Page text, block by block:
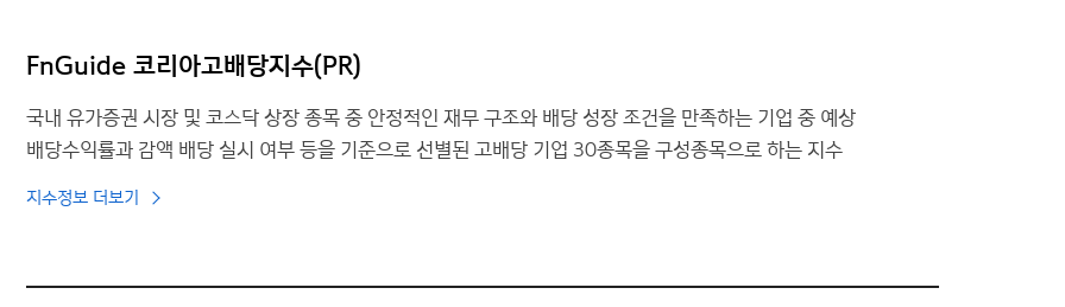
FnGuide 코리아고배당지수(PR)
국내 유가증권 시장 및 코스닥 상장 종목 중 안정적인 재무 구조와 배당 성장 조건을 만족하는 기업 중 예상
배당수익률과 감액 배당 실시 여부 등을 기준으로 선별된 고배당 기업 30종목을 구성종목으로 하는 지수
지수정보 더보기